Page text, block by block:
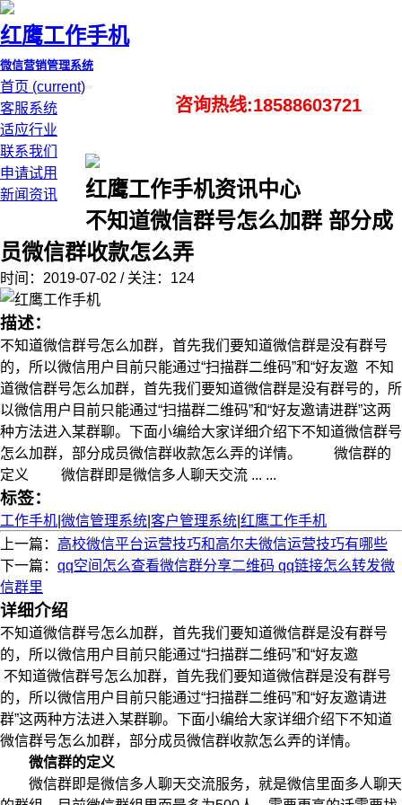
红鹰工作手机
微信营销管理系统
首页 (current)
客服系统
适应行业
联系我们
申请试用
新闻资讯
咨询热线:18588603721
红鹰工作手机资讯中心
不知道微信群号怎么加群 部分成
员微信群收款怎么弄
时间：2019-07-02 / 关注：124
描述：
不知道微信群号怎么加群，首先我们要知道微信群是没有群号
的，所以微信用户目前只能通过“扫描群二维码”和“好友邀 不知
道微信群号怎么加群，首先我们要知道微信群是没有群号的，所
以微信用户目前只能通过“扫描群二维码”和“好友邀请进群”这两
种方法进入某群聊。下面小编给大家详细介绍下不知道微信群号
怎么加群，部分成员微信群收款怎么弄的详情。 微信群的
定义 微信群即是微信多人聊天交流 ... ...
标签：
工作手机 微信管理系统 客户管理系统 红鹰工作手机
上一篇： 高校微信平台运营技巧和高尔夫微信运营技巧有哪些
下一篇： qq空间怎么查看微信群分享二维码 qq链接怎么转发微
信群里
详细介绍
不知道微信群号怎么加群，首先我们要知道微信群是没有群号
的，所以微信用户目前只能通过“扫描群二维码”和“好友邀
不知道微信群号怎么加群，首先我们要知道微信群是没有群号
的，所以微信用户目前只能通过“扫描群二维码”和“好友邀请进
群”这两种方法进入某群聊。下面小编给大家详细介绍下不知道
微信群号怎么加群，部分成员微信群收款怎么弄的详情。
微信群的定义
微信群即是微信多人聊天交流服务，就是微信里面多人聊天